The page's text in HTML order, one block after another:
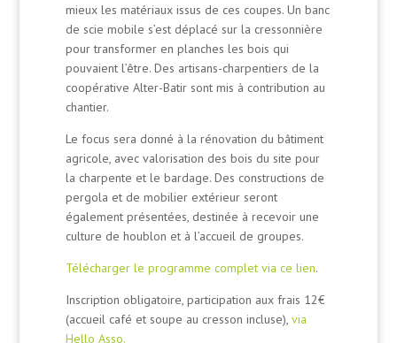
mieux les matériaux issus de ces coupes. Un banc
de scie mobile s’est déplacé sur la cressonnière
pour transformer en planches les bois qui
pouvaient l’être. Des artisans-charpentiers de la
coopérative Alter-Batir sont mis à contribution au
chantier.
Le focus sera donné à la rénovation du bâtiment
agricole, avec valorisation des bois du site pour
la charpente et le bardage. Des constructions de
pergola et de mobilier extérieur seront
également présentées, destinée à recevoir une
culture de houblon et à l’accueil de groupes.
Télécharger le programme complet via ce lien.
Inscription obligatoire, participation aux frais 12€
(accueil café et soupe au cresson incluse),via
Hello Asso.